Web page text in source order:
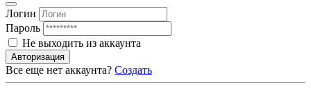
Логин
Пароль
Не выходить из аккаунта
Авторизация
Все еще нет аккаунта? Создать